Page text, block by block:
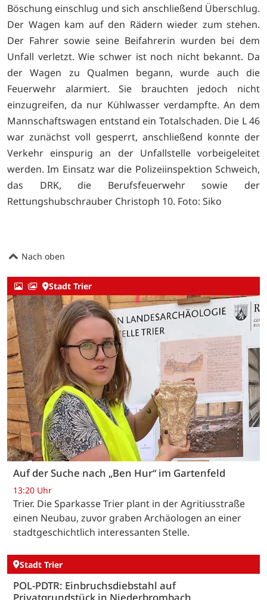
Böschung einschlug und sich anschließend Überschlug.
Der Wagen kam auf den Rädern wieder zum stehen.
Der Fahrer sowie seine Beifahrerin wurden bei dem
Unfall verletzt. Wie schwer ist noch nicht bekannt. Da
der Wagen zu Qualmen begann, wurde auch die
Feuerwehr alarmiert. Sie brauchten jedoch nicht
einzugreifen, da nur Kühlwasser verdampfte. An dem
Mannschaftswagen entstand ein Totalschaden. Die L 46
war zunächst voll gesperrt, anschließend konnte der
Verkehr einspurig an der Unfallstelle vorbeigeleitet
werden. Im Einsatz war die Polizeiinspektion Schweich,
das DRK, die Berufsfeuerwehr sowie der
Rettungshubschrauber Christoph 10. Foto: Siko
Nach oben
Stadt Trier
Auf der Suche nach „Ben Hur“ im Gartenfeld
13:20 Uhr
Trier. Die Sparkasse Trier plant in der Agritiusstraße
einen Neubau, zuvor graben Archäologen an einer
stadtgeschichtlich interessanten Stelle.
Stadt Trier
POL-PDTR: Einbruchsdiebstahl auf
Privatgrundstück in Niederbrombach